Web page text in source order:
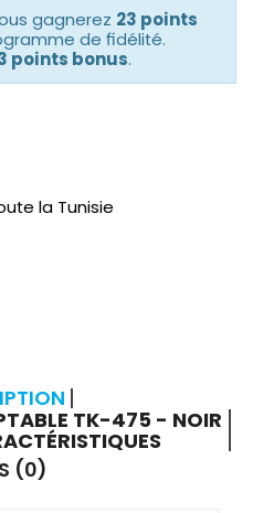
gagnerez 23 points
de fidélité.
points bonus.
la Tunisie
TK-475 - NOIR
(0)